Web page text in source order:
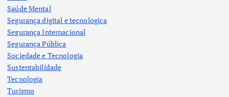
Saúde Mental
Segurança digital e tecnologica
Segurança Internacional
Segurança Pública
Sociedade e Tecnologia
Sustentabilidade
Tecnologia
Turismo